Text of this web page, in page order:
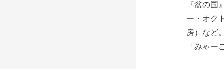
『盆の
ー・オク
房）など
「みゃ